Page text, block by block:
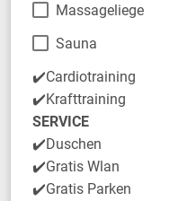
Massageliege
Sauna
✔️Cardiotraining
✔️Krafttraining
SERVICE
✔️Duschen
✔️Gratis Wlan
✔️Gratis Parken